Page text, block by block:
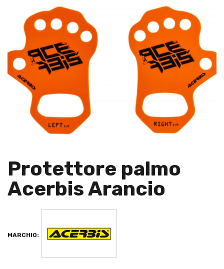
Protettore palmo
Acerbis Arancio
MARCHIO: